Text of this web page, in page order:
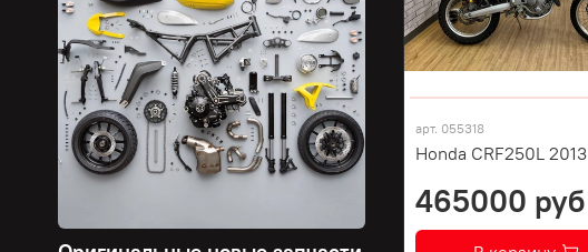
арт. 055318
Honda CRF250L 2013
465000 руб